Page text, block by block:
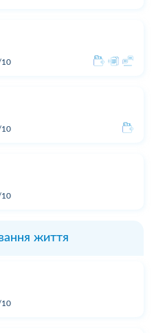
10
10
10
життя
10